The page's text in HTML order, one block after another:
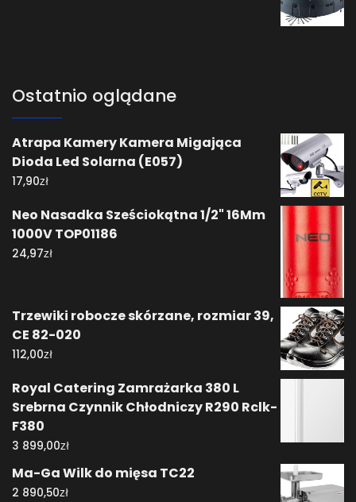
Ostatnio oglądane
Atrapa Kamery Kamera Migająca
Dioda Led Solarna (E057)
17,90zł
Neo Nasadka Sześciokątna 1/2" 16Mm
1000V TOP01186
24,97zł
Trzewiki robocze skórzane, rozmiar 39,
CE 82-020
112,00zł
Royal Catering Zamrażarka 380 L
Srebrna Czynnik Chłodniczy R290 Rclk-
F380
3 899,00zł
Ma-Ga Wilk do mięsa TC22
2 890,50zł